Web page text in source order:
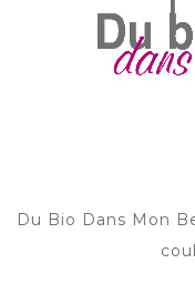
Du Bio Dans Mon